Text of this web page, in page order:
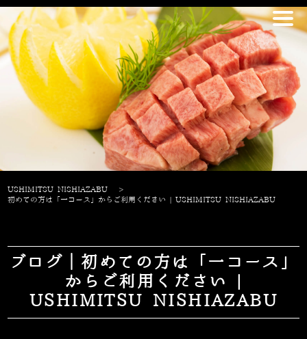
USHIMITSU NISHIAZABU
>
初めての方は「一コース」からご利用ください | USHIMITSU NISHIAZABU
ブログ｜初めての方は「一コース」
からご利用ください |
USHIMITSU NISHIAZABU